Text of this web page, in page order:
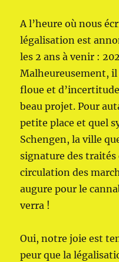
A l’heure où nous
légalisation est
les 2 ans à venir :
Malheureusement,
floue et
beau projet. Pour
petite place et quel
Schengen, la ville
signature des traités
circulation des
augure pour le
verra !
Oui, notre joie est
peur que la